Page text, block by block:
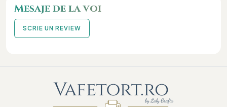
Mesaje de la voi
SCRIE UN REVIEW